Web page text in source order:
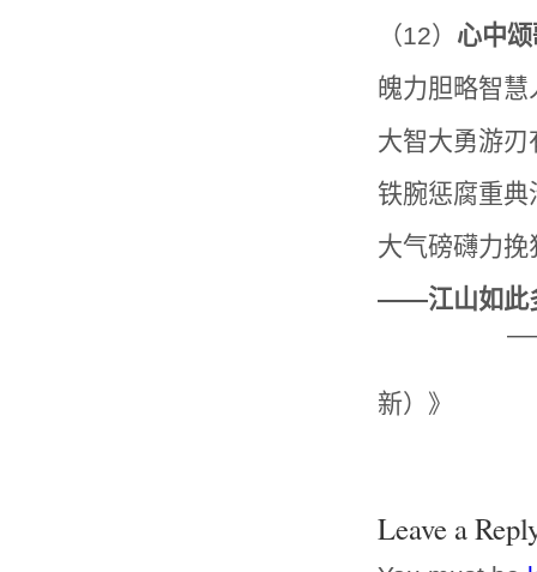
（12） 心中
魄力胆略智
大智大勇游
铁腕惩腐重
大气磅礴力
——江山如此
——选录
新）》
Leave a